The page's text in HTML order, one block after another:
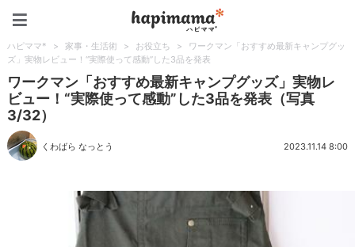
ハピママ* > 家事・生活術 > お役立ち >
ワークマン「おすすめ最新キャンプグッ
ズ」実物レビュー！“実際使って感動”した3品を発表
ワークマン「おすすめ最新キャンプグッズ」実物レ
ビュー！“実際使って感動”した3品を発表（写真
3/32）
くわばら なっとう 2023.11.14 8:00